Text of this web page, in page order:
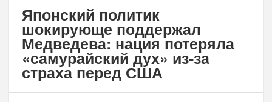
Японский политик
шокирующе поддержал
Медведева: нация потеряла
«самурайский дух» из-за
страха перед США